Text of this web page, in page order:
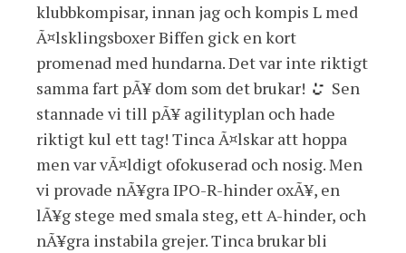
klubbkompisar, innan jag och kompis L med
Ã¤lsklingsboxer Biffen gick en kort
promenad med hundarna. Det var inte riktigt
samma fart pÃ¥ dom som det brukar!
Sen
stannade vi till pÃ¥ agilityplan och hade
riktigt kul ett tag! Tinca Ã¤lskar att hoppa
men var vÃ¤ldigt ofokuserad och nosig. Men
vi provade nÃ¥gra IPO-R-hinder oxÃ¥, en
lÃ¥g stege med smala steg, ett A-hinder, och
nÃ¥gra instabila grejer. Tinca brukar bli